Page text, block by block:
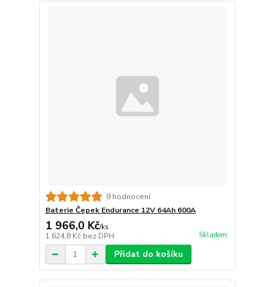
9 hodnocení
Baterie Čepek Endurance 12V 64Ah 600A
1 966,0 Kč/ks
1 624,8 Kč bez DPH Skladem
Přidat do košíku